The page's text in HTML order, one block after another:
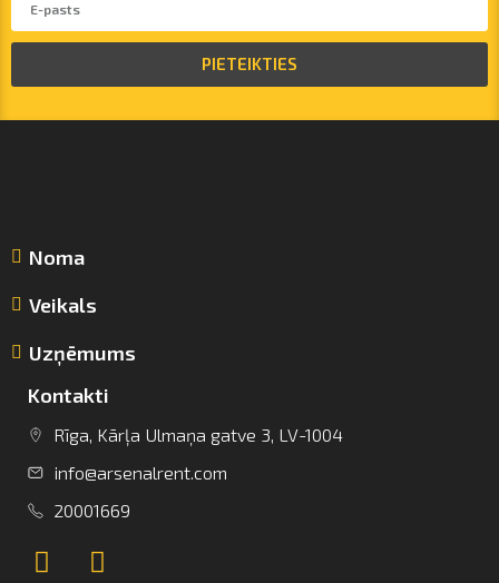
info@arsenalrent.com
+37120001669
PIETEIKTIES
Noma
Veikals
Uzņēmums
Kontakti
Rīga, Kārļa Ulmaņa gatve 3, LV-1004
info@arsenalrent.com
20001669